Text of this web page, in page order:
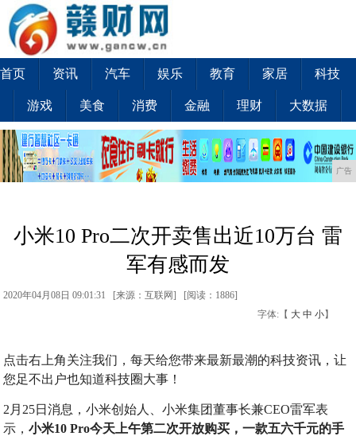
首页 资讯 汽车 娱乐 教育 家居 科技
游戏 美食 消费 金融 理财 大数据
广告
小米10 Pro二次开卖售出近10万台 雷
军有感而发
2020年04月08日 09:01:31 [来源：互联网] [阅读：1886]
字体:【 大 中 小】
点击右上角关注我们，每天给您带来最新最潮的科技资讯，让
您足不出户也知道科技圈大事！
2月25日消息，小米创始人、小米集团董事长兼CEO雷军表
示，小米10 Pro今天上午第二次开放购买，一款五六千元的手